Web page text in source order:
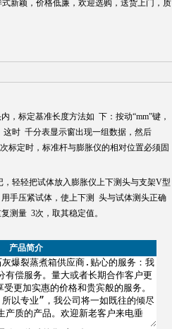
新颖，价格低廉，欢迎选购，送货上门，质
标定基准长度方法如 下：按动“mm”键，
这时 千分表显示窗出现一组数据，然后
标定时，标准杆与膨胀仪的相对位置必须固
轻轻把试体放入膨胀仪上下测头与支架V型
手压紧试体，使上下测 头与试体测头正确
测量 3次，取其稳定值。
产品简介